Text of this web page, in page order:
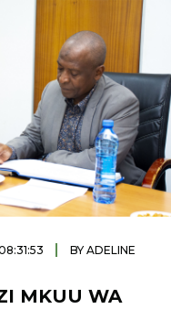
BY ADELINE
MKUU WA